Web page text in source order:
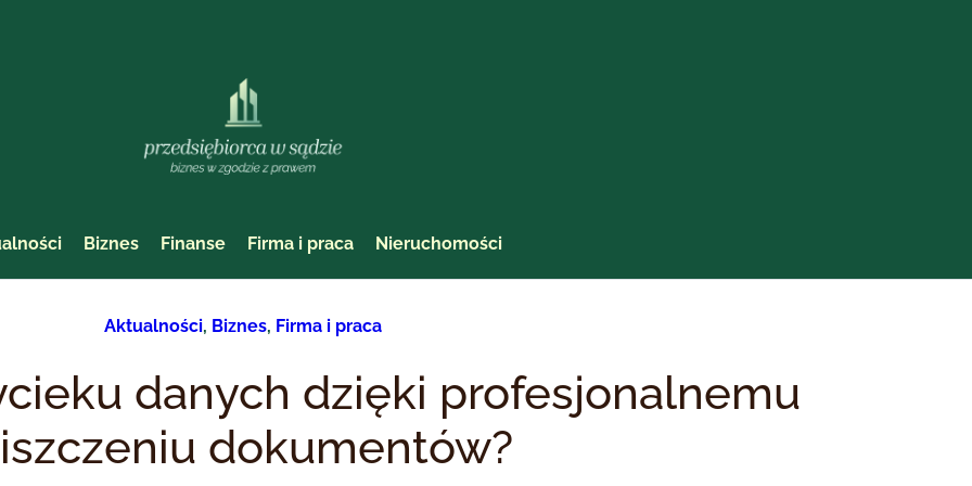
Biznes Finanse Firma i praca Nieruchomości
Aktualności, Biznes, Firma i praca
danych dzięki profesjonalnemu
dokumentów?